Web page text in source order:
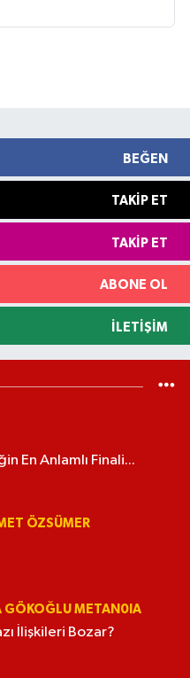
BEĞEN
TAKIP ET
TAKIP ET
ABONE OL
İLETIŞIM
En Anlamlı Finali...
ÖZSÜMER
GÖKOĞLU METAN0IA
İlişkileri Bozar?